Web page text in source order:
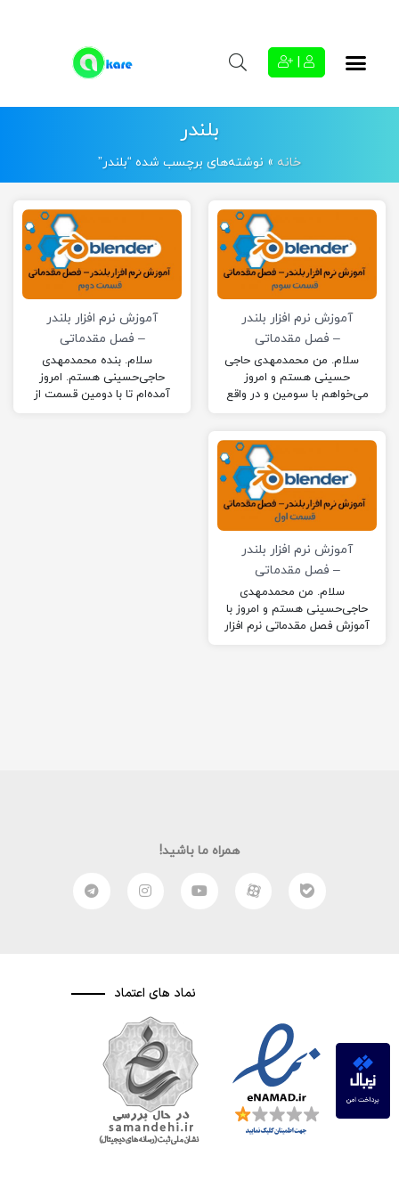
بلندر
خانه » نوشته‌های برچسب شده “بلندر”
آموزش نرم افزار بلندر
– فصل مقدماتی
(قسمت سوم)
سلام. من محمدمهدی حاجی
حسینی هستم و امروز
می‌خواهم با سومین و در واقع
آموزش نرم افزار بلندر
– فصل مقدماتی
(قسمت دوم)
سلام. بنده محمدمهدی
حاجی‌حسینی هستم. امروز
آمده‌ام تا با دومین قسمت از
آموزش نرم افزار بلندر
– فصل مقدماتی
(قسمت اول)
سلام. من محمدمهدی
حاجی‌حسینی هستم و امروز با
آموزش فصل مقدماتی نرم افزار
همراه ما باشید!
نماد های اعتماد